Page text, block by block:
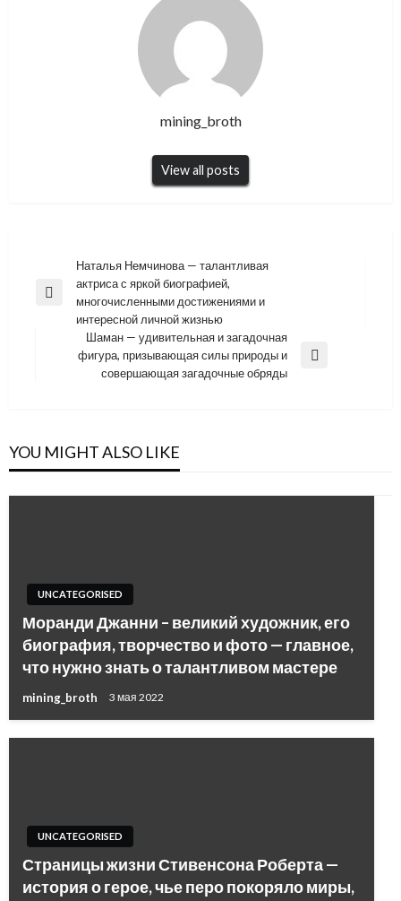
mining_broth
View all posts
Навигация
по
записям
Previous
Наталья Немчинова — талантливая
актриса с яркой биографией,
многочисленными достижениями и
интересной личной жизнью
Шаман — удивительная и загадочная
фигура, призывающая силы природы и
совершающая загадочные обряды
YOU MIGHT ALSO LIKE
UNCATEGORISED
Моранди Джанни – великий художник, его
биография, творчество и фото — главное,
что нужно знать о талантливом мастере
mining_broth 3 мая 2022
UNCATEGORISED
Страницы жизни Стивенсона Роберта —
история о герое, чье перо покоряло миры,